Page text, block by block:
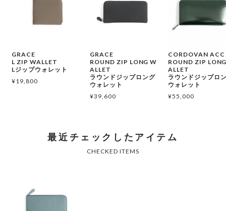
GRACE
L ZIP WALLET
Lジップウォレット
¥19,800
GRACE
ROUND ZIP LONG W
ALLET
ラウンドジップロング
ウォレット
¥39,600
CORDOVAN ACC
ROUND ZIP
ALLET
ラウンドジップロ
ウォレット
¥55,000